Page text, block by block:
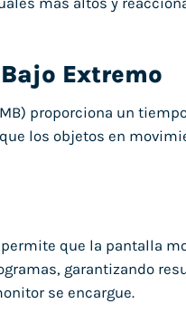
Extremo
proporciona un
los objetos en
permite que la pantalla
garantizando
se encargue.